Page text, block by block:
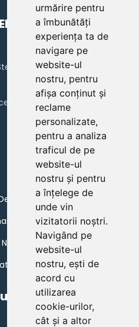
urmărire pentru
a îmbunătăți
experiența ta de
navigare pe
website-ul
nostru, pentru
afișa conținut și
reclame
personalizate,
pentru a analiza
traficul de pe
website-ul
nostru și pentru
a înțelege de
unde vin
vizitatorii noștri.
Navigând pe
website-ul
nostru, ești de
acord cu
utilizarea
cookie-urilor,
cât și a altor
MARE
cel Mare
și Administrației
Publici
publica din Romania
publicul